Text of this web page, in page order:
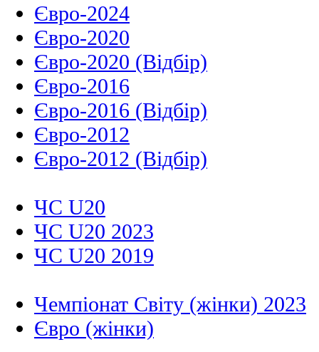
Євро-2024
Євро-2020
Євро-2020 (Відбір)
Євро-2016
Євро-2016 (Відбір)
Євро-2012
Євро-2012 (Відбір)
ЧС U20
ЧС U20 2023
ЧС U20 2019
Чемпіонат Світу (жінки) 2023
Євро (жінки)